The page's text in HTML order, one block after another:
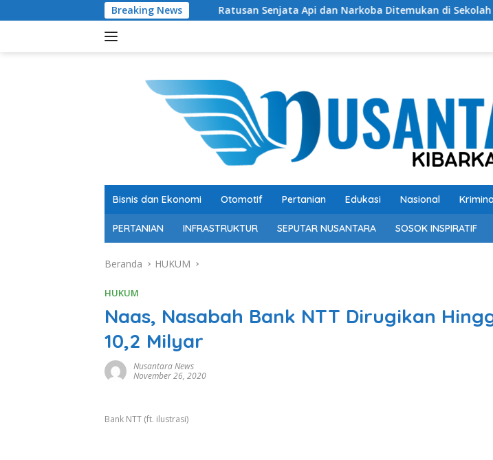
ke
Breaking News
Ratusan Senjata Api dan Narkoba Ditemukan di Sekolah Swasta Pondok
Bisnis dan Ekonomi Otomotif Pertanian Edukasi Nasional
PERTANIAN INFRASTRUKTUR SEPUTAR NUSANTARA SOSOK INSPIRATIF
Beranda HUKUM
HUKUM
Naas, Nasabah Bank NTT Dirugikan
10,2 Milyar
Nusantara News
November 26, 2020
Bank NTT (ft. ilustrasi)